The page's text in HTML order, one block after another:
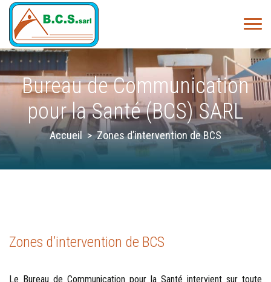
Bureau de Communication
pour la Santé (BCS) SARL
Accueil >Zones d’intervention de BCS
Zones d’intervention de BCS
Le Bureau de Communication pour la Santé intervient sur toute